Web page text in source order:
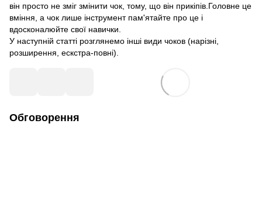
він просто не зміг змінити чок, тому, що він прикіпів.Головне це
вміння, а чок лише інструмент пам'ятайте про це і
вдосконалюйте свої навички.
У наступній статті розглянемо інші види чоков (нарізні,
розширення, ескстра-повні).
Обговорення